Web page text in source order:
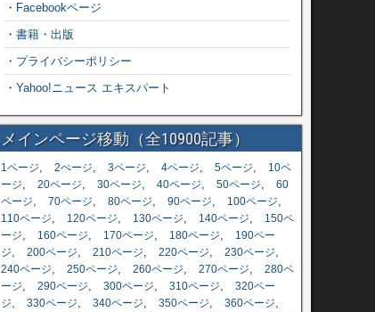
・ Facebookページ
・ 書籍・出版
・ プライバシーポリシー
・ Yahoo!ニュース エキスパート
メインページ移動（全10900記事）
1ページ, 2ぺージ, 3ページ, 4ページ, 5ページ,
10ペ
ージ, 20ページ, 30ページ, 40ページ, 50ページ, 60
ページ, 70ページ, 80ページ, 90ページ, 100ページ,
110ページ, 120ページ, 130ページ, 140ページ,
150ペ
ージ, 160ページ, 170ページ, 180ページ,
190ペー
ジ, 200ページ, 210ページ, 220ページ, 230ページ,
240ページ, 250ページ, 260ページ, 270ページ, 280ペ
ージ, 290ページ, 300ページ, 310ページ, 320ペー
ジ, 330ページ, 340ページ, 350ページ, 360ページ,